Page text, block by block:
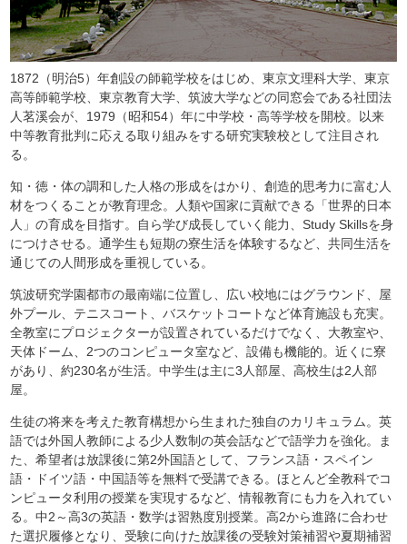
1872（明治5）年創設の師範学校をはじめ、東京文理科大学、東京
高等師範学校、東京教育大学、筑波大学などの同窓会である社団法
人茗溪会が、1979（昭和54）年に中学校・高等学校を開校。以来
中等教育批判に応える取り組みをする研究実験校として注目され
る。
知・徳・体の調和した人格の形成をはかり、創造的思考力に富む人
材をつくることが教育理念。人類や国家に貢献できる「世界的日本
人」の育成を目指す。自ら学び成長していく能力、Study Skillsを身
につけさせる。通学生も短期の寮生活を体験するなど、共同生活を
通じての人間形成を重視している。
筑波研究学園都市の最南端に位置し、広い校地にはグラウンド、屋
外プール、テニスコート、バスケットコートなど体育施設も充実。
全教室にプロジェクターが設置されているだけでなく、大教室や、
天体ドーム、2つのコンピュータ室など、設備も機能的。近くに寮
があり、約230名が生活。中学生は主に3人部屋、高校生は2人部
屋。
生徒の将来を考えた教育構想から生まれた独自のカリキュラム。英
語では外国人教師による少人数制の英会話などで語学力を強化。ま
た、希望者は放課後に第2外国語として、フランス語・スペイン
語・ドイツ語・中国語等を無料で受講できる。ほとんど全教科でコ
ンピュータ利用の授業を実現するなど、情報教育にも力を入れてい
る。中2～高3の英語・数学は習熟度別授業。高2から進路に合わせ
た選択履修となり、受験に向けた放課後の受験対策補習や夏期補習